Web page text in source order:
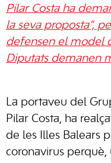
Pilar Costa ha
la seva proposta”,
defensen el model
Diputats demanen
La portaveu del
Pilar Costa, ha
de les Illes Balears
coronavirus